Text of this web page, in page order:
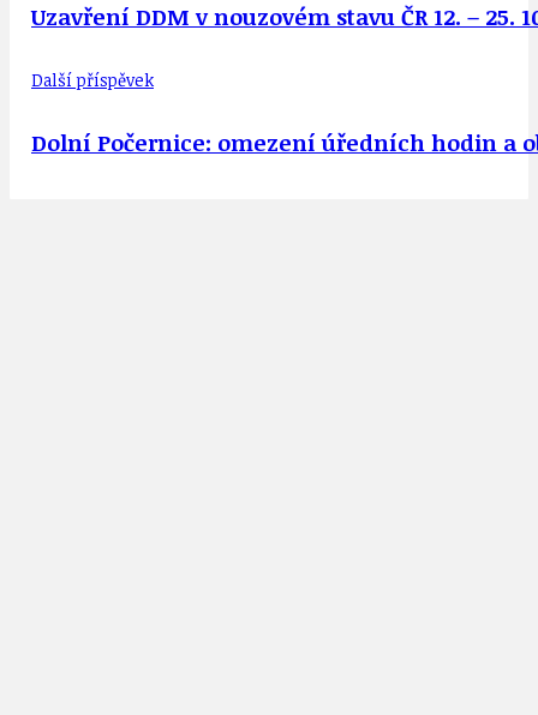
Uzavření DDM v nouzovém stavu ČR 12. – 25.
Další příspěvek
Dolní Počernice: omezení úředních hodin a